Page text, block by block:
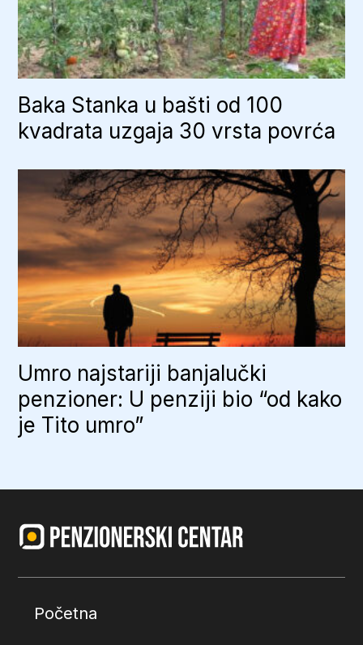
Baka Stanka u bašti od 100
kvadrata uzgaja 30 vrsta povrća
Umro najstariji banjalučki
penzioner: U penziji bio “od kako
je Tito umro”
Početna